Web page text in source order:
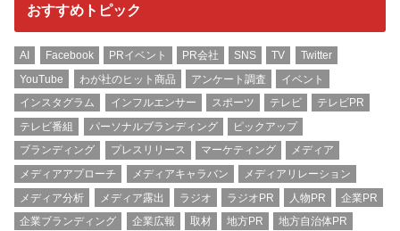
おすすめトピック
AI Facebook PRイベント PR会社 SNS TV
Twitter
YouTube
わが社のヒット商品 アンケート調査
イベント
インスタグラム
インフルエンサー スポーツ テレビ
テレビPR
テレビ番組
パーソナルブランディング
ピックアップ
ブランディング
プレスリリース マーケティング
メディア
メディアアプローチ
メディアキャラバン
メディアリレーション
メディア分析
メディア露出 ラジオ ラジオPR 人物PR
企業PR
企業ブランディング
企業広報 取材 地方PR
地方自治体PR